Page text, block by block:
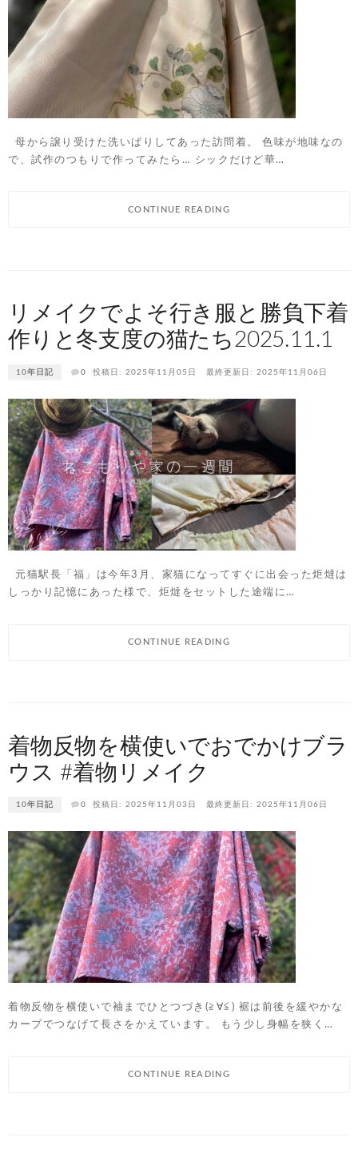
母から譲り受けた洗いばりしてあった訪問着。 色味が地味なの
で、試作のつもりで作ってみたら… シックだけど華…
CONTINUE READING
リメイクでよそ行き服と勝負下着
作りと冬支度の猫たち2025.11.1
10年日記 0 投稿日: 2025年11月05日 最終更新日: 2025年11月06日
元猫駅長「福」は今年3月、家猫になってすぐに出会った炬燵は
しっかり記憶にあった様で、炬燵をセットした途端に…
CONTINUE READING
着物反物を横使いでおでかけブラ
ウス #着物リメイク
10年日記 0 投稿日: 2025年11月03日 最終更新日: 2025年11月06日
着物反物を横使いで袖までひとつづき(≧∀≦) 裾は前後を緩やかな
カーブでつなげて長さをかえています。 もう少し身幅を狭く…
CONTINUE READING